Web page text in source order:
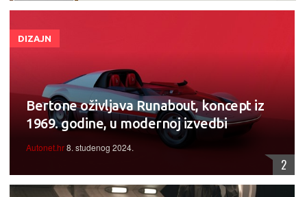
DIZAJN
Bertone oživljava Runabout, koncept iz
1969. godine, u modernoj izvedbi
Autonet.hr8. studenog 2024.
2